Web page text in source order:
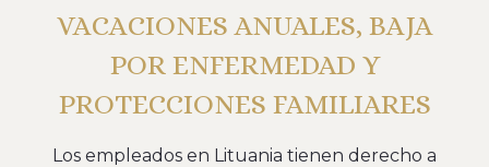
VACACIONES ANUALES, BAJA
POR ENFERMEDAD Y
PROTECCIONES FAMILIARES
Los empleados en Lituania tienen derecho a